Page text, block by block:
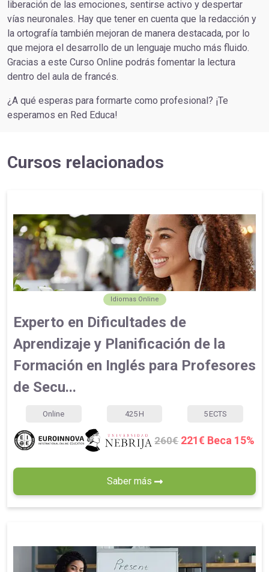
liberación de las emociones, sentirse activo y despertar
vías neuronales. Hay que tener en cuenta que la redacción y
la ortografía también mejoran de manera destacada, por lo
que mejora el desarrollo de un lenguaje mucho más fluido.
Gracias a este Curso Online podrás fomentar la lectura
dentro del aula de francés.
¿A qué esperas para formarte como profesional? ¡Te
esperamos en Red Educa!
Cursos relacionados
Idiomas Online
Experto en Dificultades de
Aprendizaje y Planificación de la
Formación en Inglés para Profesores
de Secu...
Online 425 H 5 ECTS
260€ 221€ Beca 15%
Saber más